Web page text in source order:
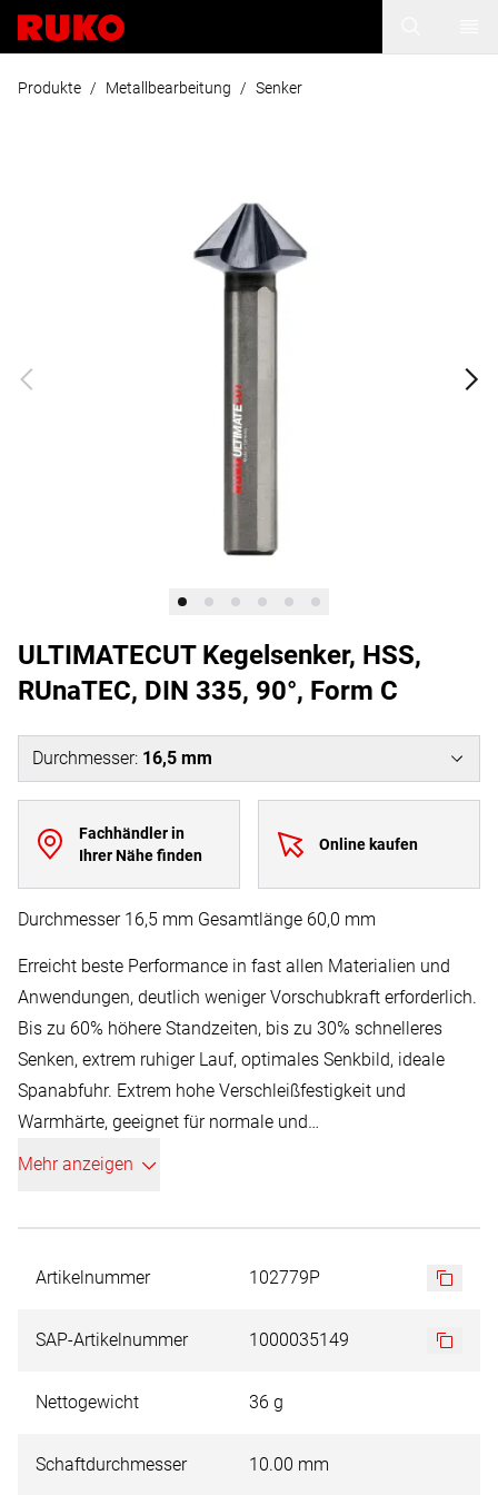
Produkte / Metallbearbeitung / Senker
ULTIMATECUT Kegelsenker, HSS,
RUnaTEC, DIN 335, 90°, Form C
Durchmesser: 16,5 mm
Fachhändler in
Ihrer Nähe finden
Online kaufen
Durchmesser 16,5 mm Gesamtlänge 60,0 mm
Erreicht beste Performance in fast allen Materialien und
Anwendungen, deutlich weniger Vorschubkraft erforderlich.
Bis zu 60% höhere Standzeiten, bis zu 30% schnelleres
Senken, extrem ruhiger Lauf, optimales Senkbild, ideale
Spanabfuhr. Extrem hohe Verschleißfestigkeit und
Warmhärte, geeignet für normale und
Hochleistungszerspanung. Keine
des ULTIMATECUT von RUKO werden die Axial- sowie
einwirken, enorm reduziert. Der speziell entwickelte,
ruhigen Senkvorgang. Dieser erzeugt eine exakte, runde
dadurch beste Ergebnisse. Speziell entwickelte
Mehr anzeigen
Artikelnummer 102779P
SAP-Artikelnummer 1000035149
Nettogewicht 36 g
Schaftdurchmesser 10.00 mm